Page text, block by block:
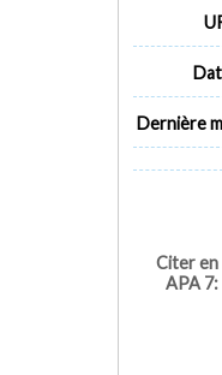
Dernière
Citer en
APA 7: